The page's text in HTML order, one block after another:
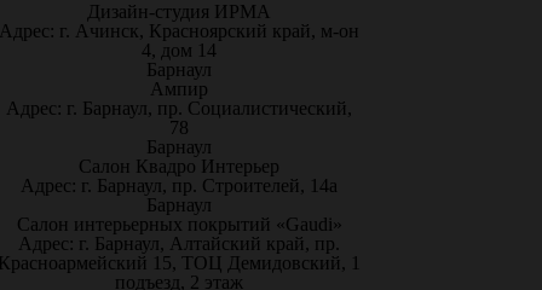
Дизайн-студия ИРМА
Адрес: г. Ачинск, Красноярский край, м-он
4, дом 14
Барнаул
Ампир
Адрес: г. Барнаул, пр. Социалистический,
78
Барнаул
Салон Квадро Интерьер
Адрес: г. Барнаул, пр. Строителей, 14а
Барнаул
Салон интерьерных покрытий «Gaudi»
Адрес: г. Барнаул, Алтайский край, пр.
15, ТОЦ Демидовский, 1
подъезд, 2 этаж